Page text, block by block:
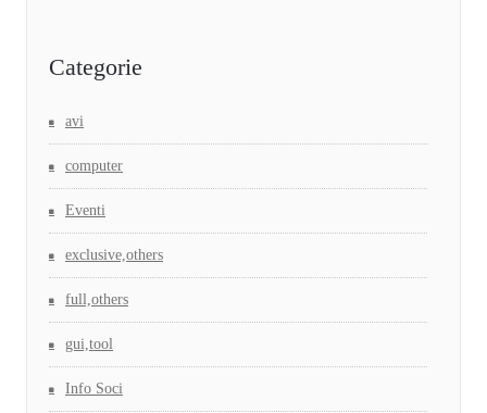
Categorie
avi
computer
Eventi
exclusive,others
full,others
gui,tool
Info Soci